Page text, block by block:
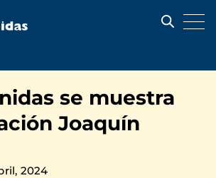
se muestra
Joaquín
2024